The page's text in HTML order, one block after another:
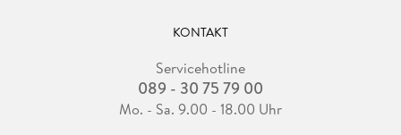
KONTAKT
Servicehotline
089 - 30 75 79 00
Mo. - Sa. 9.00 - 18.00 Uhr